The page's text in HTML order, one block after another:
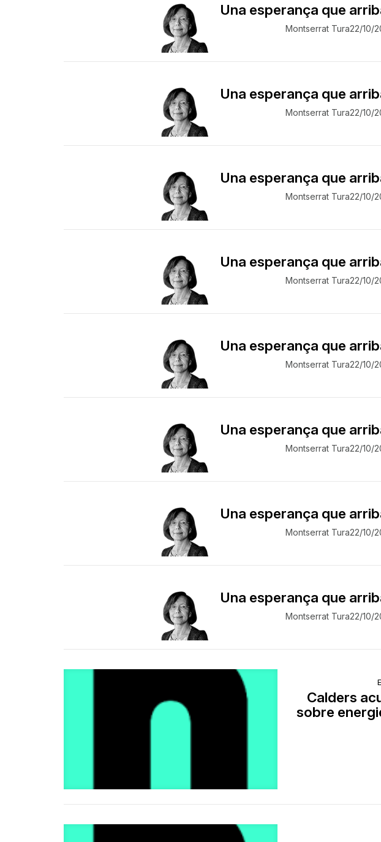
​Una esperança que
Montserrat Tura22/10/
​Una esperança que
Montserrat Tura22/10/
​Una esperança que
Montserrat Tura22/10/
​Una esperança que
Montserrat Tura22/10/
​Una esperança que
Montserrat Tura22/10/
​Una esperança que
Montserrat Tura22/10/
​Una esperança que
Montserrat Tura22/10/
​Una esperança que
Montserrat Tura22/10/
Calders
sobre